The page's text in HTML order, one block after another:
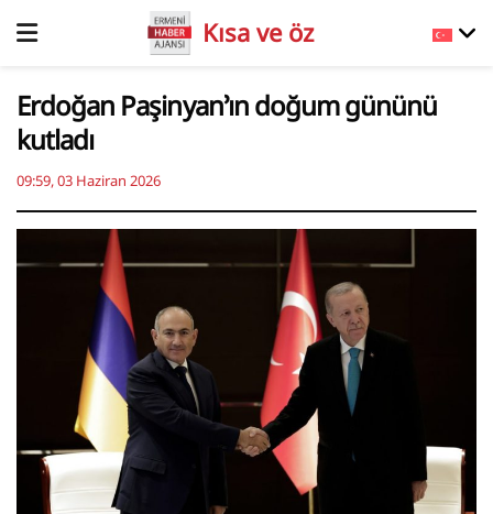
Kısa ve öz
Erdoğan Paşinyan’ın doğum gününü
kutladı
09:59, 03 Haziran 2026